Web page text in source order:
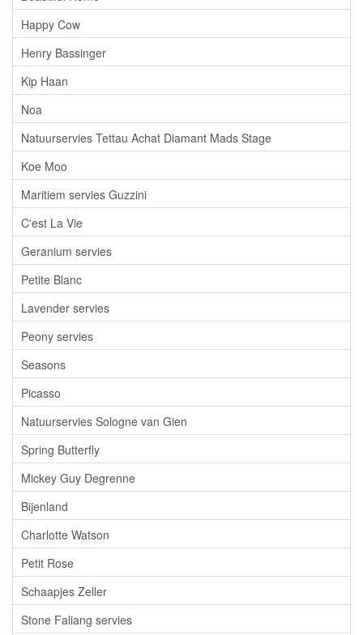
Happy Cow
Henry Bassinger
Kip Haan
Noa
Natuurservies Tettau Achat Diamant Mads Stage
Koe Moo
Maritiem servies Guzzini
C'est La Vie
Geranium servies
Petite Blanc
Lavender servies
Peony servies
Seasons
Picasso
Natuurservies Sologne van Gien
Spring Butterfly
Mickey Guy Degrenne
Bijenland
Charlotte Watson
Petit Rose
Schaapjes Zeller
Stone Faliang servies